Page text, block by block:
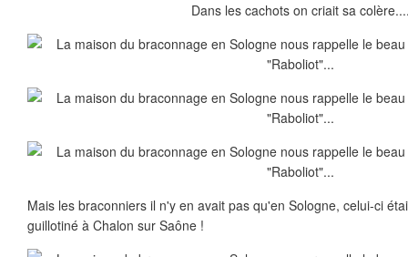
Dans les cachots on criait sa
Mais les braconniers il n'y en avait pas qu'en Sologne, celui-ci
guillotiné à Chalon sur Saône !